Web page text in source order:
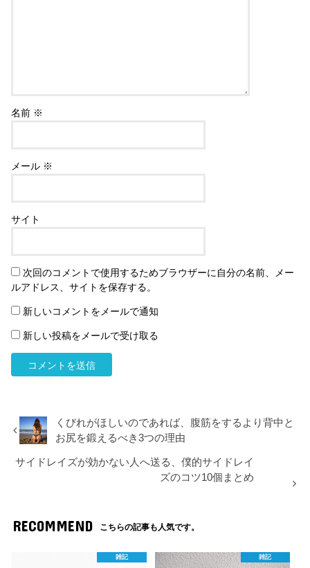
名前 ※
メール ※
サイト
次回のコメントで使用するためブラウザーに自分の名前、メー
ルアドレス、サイトを保存する。
新しいコメントをメールで通知
新しい投稿をメールで受け取る
くびれがほしいのであれば、腹筋をするより背中と
お尻を鍛えるべき3つの理由
サイドレイズが効かない人へ送る、僕的サイドレイ
ズのコツ10個まとめ
RECOMMEND こちらの記事も人気です。
雑記 雑記